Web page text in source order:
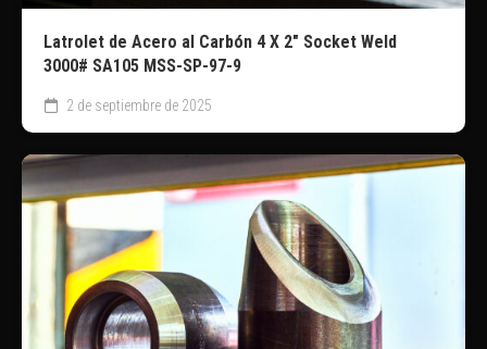
Latrolet de Acero al Carbón 4 X 2″ Socket Weld
3000# SA105 MSS-SP-97-9
2 de septiembre de 2025